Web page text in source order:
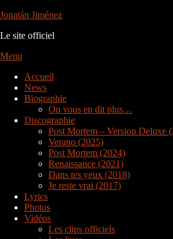
Aller
contenu
Jonatán Jiménez
Le site officiel
Menu
Accueil
News
Biographie
On vous en dit plus…
Discographie
Post Mortem – Version Deluxe
Verano (2025)
Post Mortem (2024)
Renaissance (2021)
Dans tes yeux (2018)
Je reste vrai (2017)
Lyrics
Photos
Vidéos
Les clips officiels